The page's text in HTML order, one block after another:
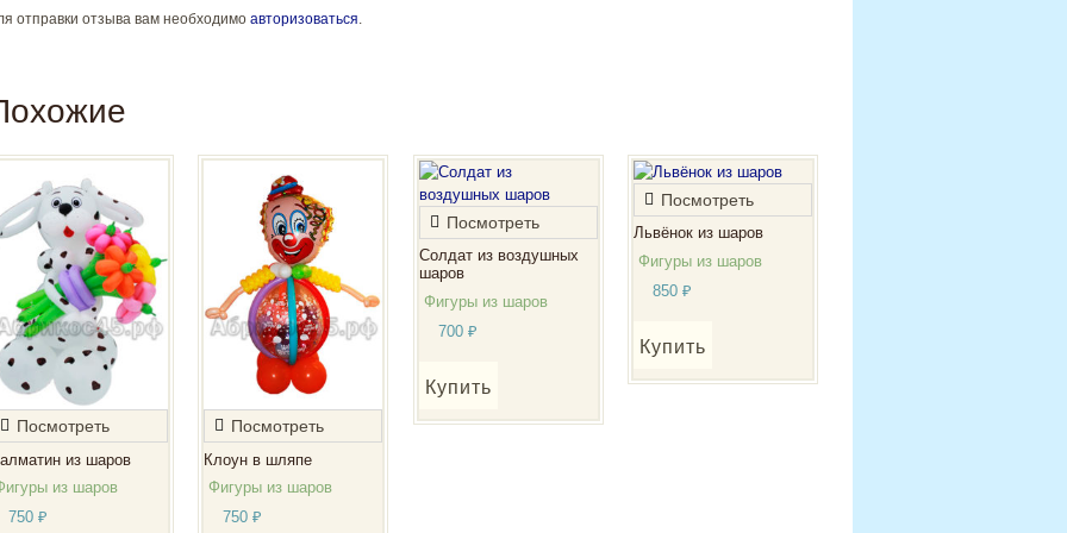
отправки отзыва вам необходимо авторизоваться
Посмотреть
из шаров
из шаров
750 ₽
Посмотреть
Клоун в шляпе
Фигуры из шаров
750₽
Посмотреть
Солдат из воздушных
шаров
Фигуры из шаров
700 ₽
Купить
Посмотреть
Львёнок из шаров
Фигуры из шаров
850₽
Купить